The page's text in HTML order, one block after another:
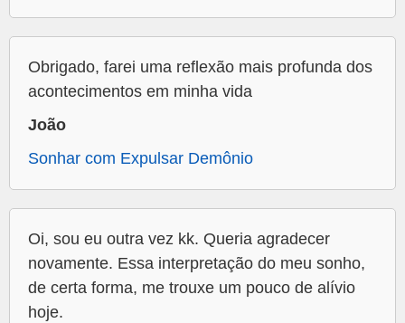
Obrigado, farei uma reflexão mais profunda dos
acontecimentos em minha vida
João
Sonhar com Expulsar Demônio
Oi, sou eu outra vez kk. Queria agradecer
novamente. Essa interpretação do meu sonho,
de certa forma, me trouxe um pouco de alívio
hoje.